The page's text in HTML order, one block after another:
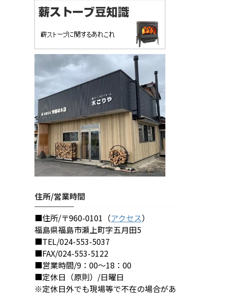
住所/営業時間
■住所/〒960-0101（アクセス）
福島県福島市瀬上町字五月田5
■TEL/024-553-5037
■FAX/024-553-5122
■営業時間/9：00～18：00
■定休日（原則）/日曜日
※定休日外でも現場等で不在の場合があ